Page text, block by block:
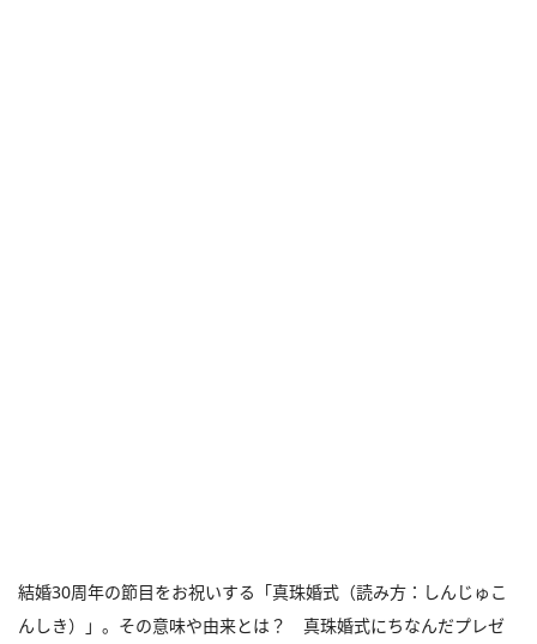
結婚30周年の節目をお祝いする「真珠婚式（読み方：しんじゅこ
んしき）」。その意味や由来とは？ 真珠婚式にちなんだプレゼ